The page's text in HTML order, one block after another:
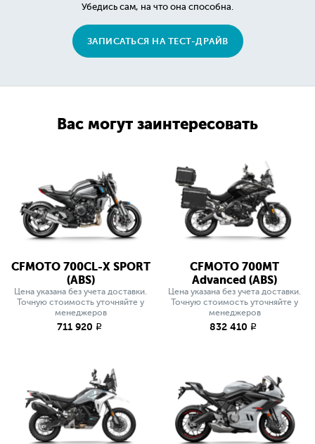
Убедись сам, на что она способна.
ЗАПИСАТЬСЯ НА ТЕСТ-ДРАЙВ
Вас могут заинтересовать
CFMOTO 700CL-X SPORT
(ABS)
Цена указана без учета доставки.
Точную стоимость уточняйте у
менеджеров
711 920 q
CFMOTO 700MT
Advanced (ABS)
Цена указана без учета доставки.
Точную стоимость уточняйте у
менеджеров
832 410 q